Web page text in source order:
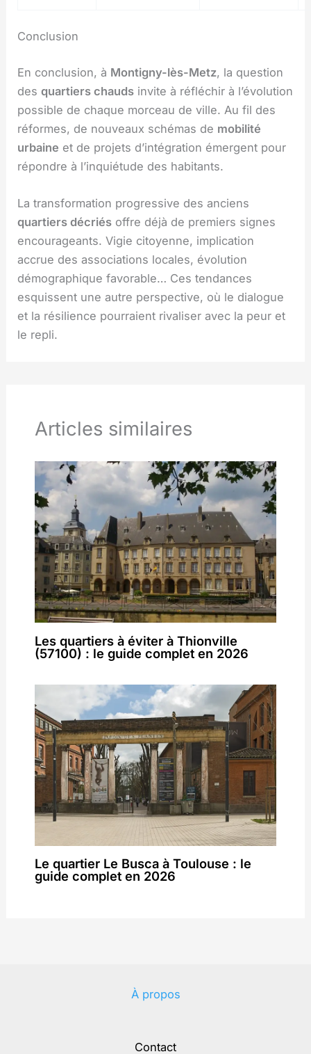
Conclusion
En conclusion, à Montigny-lès-Metz, la question
desquartiers chauds invite à réfléchir à l’évolution
possible de chaque morceau de ville. Au fil des
réformes, de nouveaux schémas de mobilité
urbaine et de projets d’intégration émergent pour
répondre à l’inquiétude des habitants.
La transformation progressive des anciens
quartiers décriés offre déjà de premiers signes
encourageants. Vigie citoyenne, implication
accrue des associations locales, évolution
démographique favorable… Ces tendances
esquissent une autre perspective, où le dialogue
et la résilience pourraient rivaliser avec la peur et
le repli.
Articles similaires
Les quartiers à éviter à Thionville
(57100) : le guide complet en 2026
Le quartier Le Busca à Toulouse : le
guide complet en 2026
À propos
Contact